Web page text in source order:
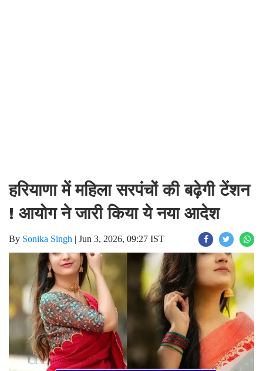
हरियाणा में महिला सरपंचों की बढ़ेगी टेंशन
! आयोग ने जारी किया ये नया आदेश
By Sonika Singh | Jun 3, 2026, 09:27 IST